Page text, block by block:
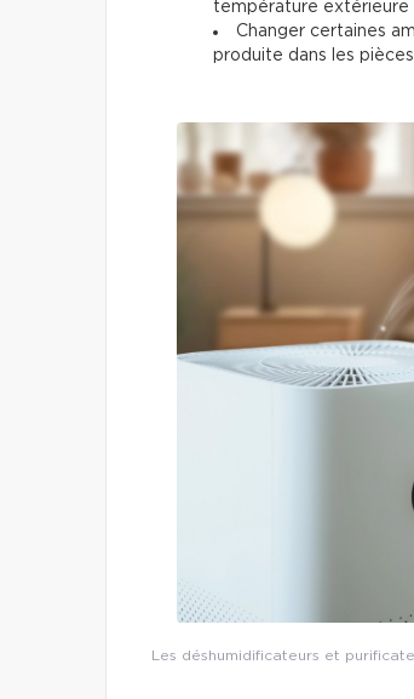
température extérieure
Changer certaines
produite dans les pièces.
Les déshumidificateurs et